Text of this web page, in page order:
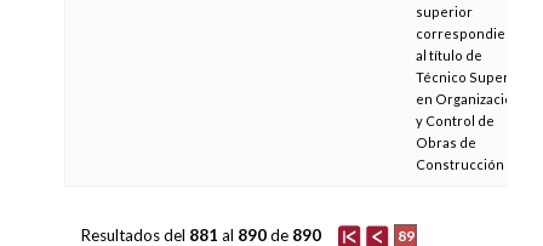
superior
correspondiente
al título de
Técnico Superior
en Organización
y Control de
Obras de
Construcción
89
Resultados del 881 al 890de 890